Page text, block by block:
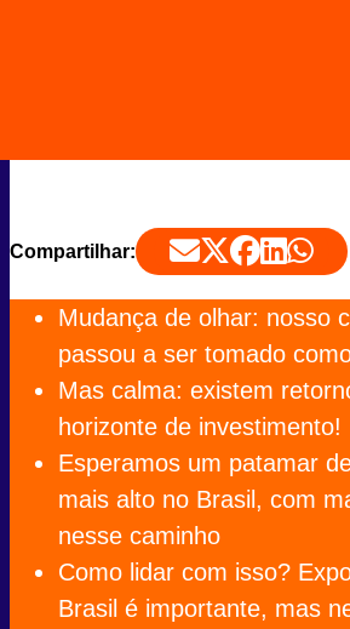
Compartilhar:
Mudança de olhar: nosso
passou a ser tomado
Mas calma: existem
horizonte de investimento!
Esperamos um patamar
mais alto no Brasil, com
nesse caminho
Como lidar com isso?
Brasil é importante, mas